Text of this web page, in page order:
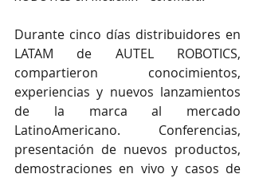
Durante cinco días distribuidores en
LATAM de AUTEL ROBOTICS,
compartieron conocimientos,
experiencias y nuevos lanzamientos
de la marca al mercado
LatinoAmericano. Conferencias,
presentación de nuevos productos,
demostraciones en vivo y casos de